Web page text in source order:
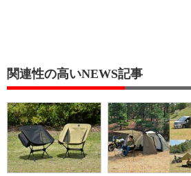
関連性の高いNEWS記事